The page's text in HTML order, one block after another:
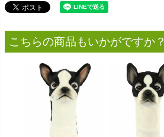
こちらの商品もいかがですか？